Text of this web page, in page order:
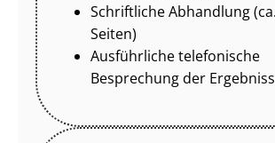
Schriftliche Abhandlung
Seiten)
Ausführliche telefonische
Besprechung der